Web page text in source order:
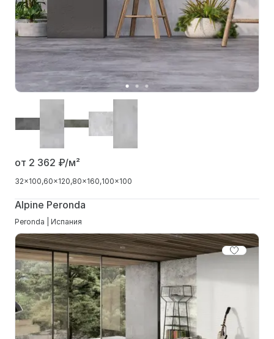
от 2 362 ₽/м²
32x100 60x120 80x160 100x100
Alpine Peronda
Peronda | Испания